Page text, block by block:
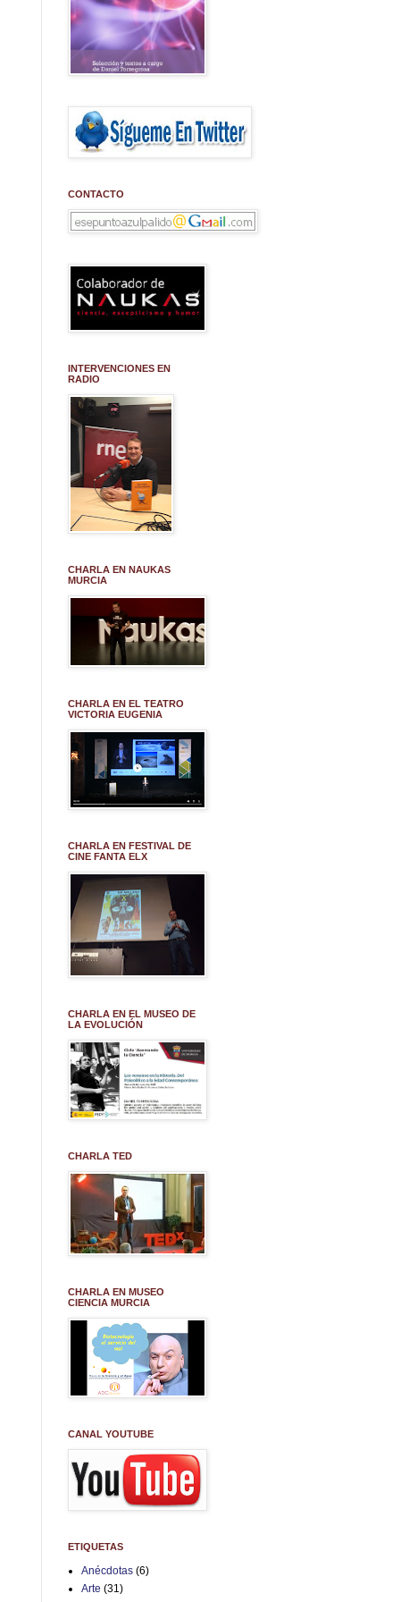
CONTACTO
INTERVENCIONES EN
RADIO
CHARLA EN NAUKAS
MURCIA
CHARLA EN EL TEATRO
VICTORIA EUGENIA
CHARLA EN FESTIVAL DE
CINE FANTA ELX
CHARLA EN EL MUSEO DE
LA EVOLUCIÓN
CHARLA TED
CHARLA EN MUSEO
CIENCIA MURCIA
CANAL YOUTUBE
ETIQUETAS
Anécdotas (6)
Arte (31)